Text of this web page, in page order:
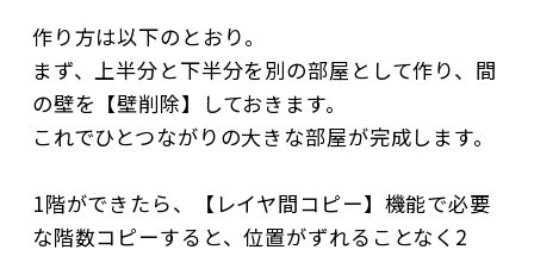
作り方は以下のとおり。
まず、上半分と下半分を別の部屋として作り、間
の壁を【壁削除】しておきます。
これでひとつながりの大きな部屋が完成します。
1階ができたら、【レイヤ間コピー】機能で必要
な階数コピーすると、位置がずれることなく2